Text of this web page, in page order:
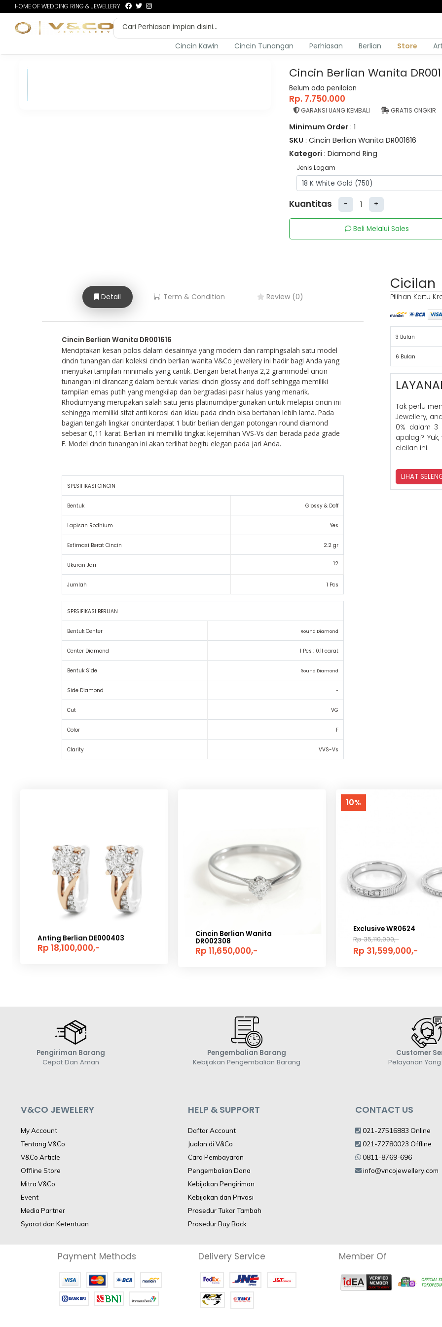
HOME OF WEDDING RING & JEWELLERY
Cincin Kawin Cincin Tunangan Perhiasan Berlian Store
Cincin Berlian Wanita
Belum ada penilaian
Rp. 7.750.000
GARANSI UANG KEMBALI GRATIS ONGKIR
Minimum Order: 1
SKU : Cincin Berlian Wanita DR001616
Kategori : Diamond Ring
Jenis Logam
Kuantitas - +
Beli Melalui Sales
Detail Term & Condition Review (0)
Cincin Berlian Wanita DR001616
Menciptakan kesan polos dalam desainnya yang modern dan rampingsalah satu model
cincin tunangan dari koleksi cincin berlian wanita V&Co Jewellery ini hadir bagi Anda yang
menyukai tampilan minimalis yang cantik. Dengan berat hanya 2,2 grammodel cincin
tunangan ini dirancang dalam bentuk variasi cincin glossy and doff sehingga memiliki
tampilan emas putih yang mengkilap dan bergradasi pasir halus yang menarik.
Rhodiumyang merupakan salah satu jenis platinumdipergunakan untuk melapisi cincin ini
sehingga memiliki sifat anti korosi dan kilau pada cincin bisa bertahan lebih lama. Pada
bagian tengah lingkar cincinterdapat 1 butir berlian dengan potongan round diamond
sebesar 0,11 karat. Berlian ini memiliki tingkat kejernihan VVS-Vs dan berada pada grade
F. Model cincin tunangan ini akan terlihat begitu elegan pada jari Anda.
SPESIFIKASI CINCIN
Bentuk Glossy & Doff
Lapisan Rodhium Yes
Estimasi Berat Cincin 2.2 gr
Ukuran Jari 12
Jumlah 1 Pcs
SPESIFIKASI BERLIAN
Bentuk Center Round Diamond
Center Diamond 1 Pcs : 0.11 carat
Bentuk Side Round Diamond
Side Diamond -
Cut VG
Color F
Clarity VVS-Vs
Cicilan
Pilihan Kartu
3 Bulan
6 Bulan
Tak perlu
Jewellery,
0% dalam 3
apalagi?
cicilan ini.
LIHAT
Anting Berlian DE000403
Rp 18,100,000,-
Cincin Berlian Wanita
DR002308
Rp 11,650,000,-
10%
Exclusive WR0624
Rp 35,110,000,-
Rp 31,599,000,-
Pengiriman Barang
Cepat Dan Aman
Pengembalian Barang
Kebijakan Pengembalian Barang
Customer
Pelayanan
V&CO JEWELERY
My Account
Tentang V&Co
V&Co Article
Offline Store
Mitra V&Co
Event
Media Partner
Syarat dan Ketentuan
HELP & SUPPORT
Daftar Account
Jualan di V&Co
Cara Pembayaran
Pengembalian Dana
Kebijakan Pengiriman
Kebijakan dan Privasi
Prosedur Tukar Tambah
Prosedur Buy Back
CONTACT US
021-27516883 Online
021-72780023 Offline
0811-8769-696
info@vncojewellery.com
Payment Methods Delivery Service Member Of